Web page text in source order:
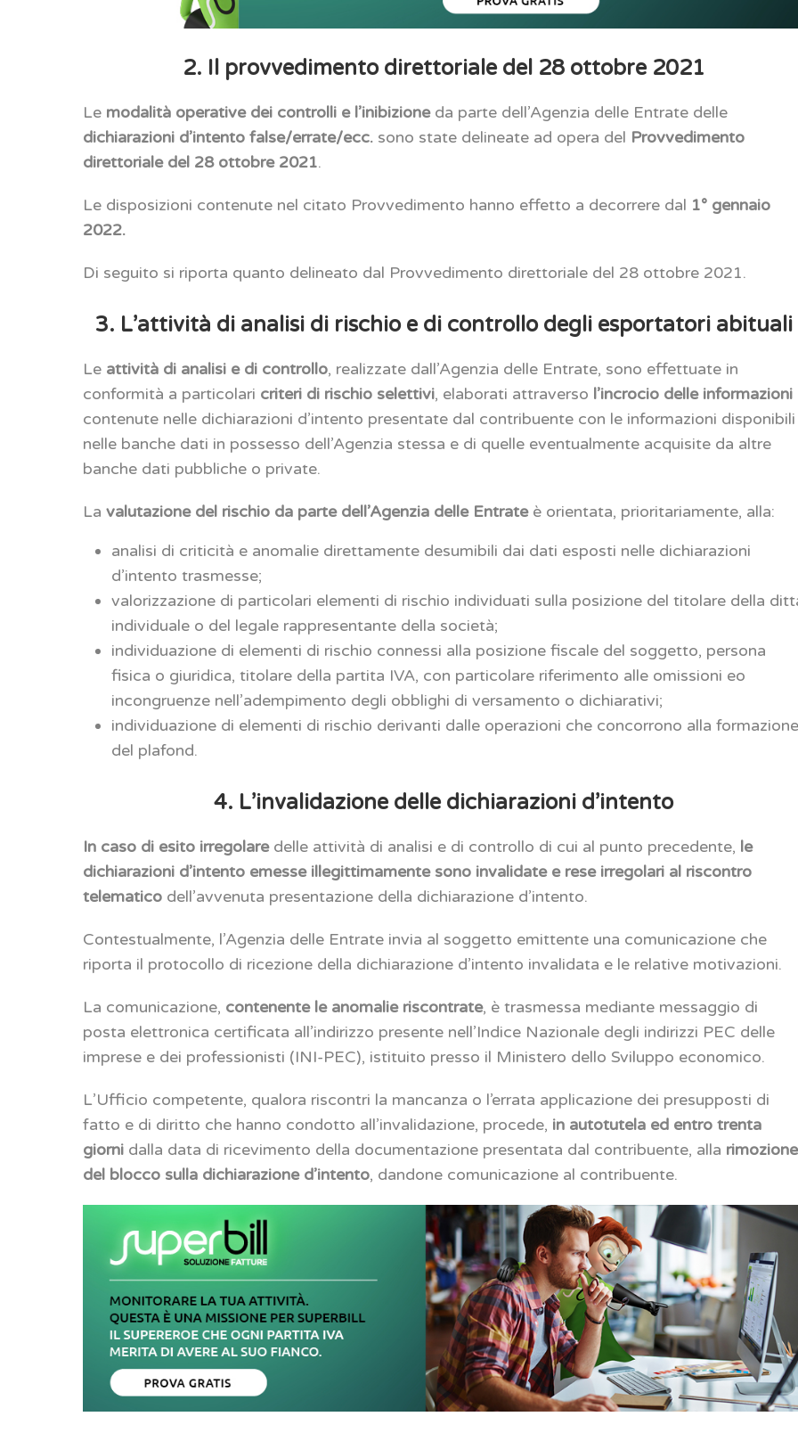
2. Il provvedimento direttoriale del 28 ottobre 2021
Le modalità operative dei controlli e l’inibizioneda parte dell’Agenzia delle Entrate delle
dichiarazioni d’intento false/errate/ecc. sono state delineate ad opera del Provvedimento
direttoriale del 28 ottobre 2021.
Le disposizioni contenute nel citato Provvedimento hanno effetto a decorrere dal 1° gennaio
2022.
Di seguito si riporta quanto delineato dal Provvedimento direttoriale del 28 ottobre 2021.
3. L’attività di analisi di rischio e di controllo degli esportatori abituali
Le attività di analisi e di controllo, realizzate dall’Agenzia delle Entrate, sono effettuate in
conformità a particolari criteri di rischio selettivi, elaborati attraverso l’incrocio delle informazioni
contenute nelle dichiarazioni d’intento presentate dal contribuente con le informazioni disponibili
nelle banche dati in possesso dell’Agenzia stessa e di quelle eventualmente acquisite da altre
banche dati pubbliche o private.
Lavalutazione del rischio da parte dell’Agenzia delle Entrateè orientata, prioritariamente, alla:
analisi di criticità e anomalie direttamente desumibili dai dati esposti nelle dichiarazioni
d’intento trasmesse;
valorizzazione di particolari elementi di rischio individuati sulla posizione del titolare della
individuale o del legale rappresentante della società;
individuazione di elementi di rischio connessi alla posizione fiscale del soggetto, persona
fisica o giuridica, titolare della partita IVA, con particolare riferimento alle omissioni eo
incongruenze nell’adempimento degli obblighi di versamento o dichiarativi;
individuazione di elementi di rischio derivanti dalle operazioni che concorrono alla
del plafond.
4. L’invalidazione delle dichiarazioni d’intento
In caso di esito irregolaredelle attività di analisi e di controllo di cui al punto precedente, le
dichiarazioni d’intento emesse illegittimamente sono invalidate e rese irregolari al riscontro
telematico dell’avvenuta presentazione della dichiarazione d’intento.
Contestualmente, l’Agenzia delle Entrate invia al soggetto emittente una comunicazione che
riporta il protocollo di ricezione della dichiarazione d’intento invalidata e le relative motivazioni.
La comunicazione, contenente le anomalie riscontrate, è trasmessa mediante messaggio di
posta elettronica certificata all’indirizzo presente nell’Indice Nazionale degli indirizzi PEC delle
imprese e dei professionisti (INI-PEC), istituito presso il Ministero dello Sviluppo economico.
L’Ufficio competente, qualora riscontri la mancanza o l’errata applicazione dei presupposti di
fatto e di diritto che hanno condotto all’invalidazione, procede, in autotutela ed entro trenta
giorni dalla data di ricevimento della documentazione presentata dal contribuente, alla rimozione
del blocco sulla dichiarazione d’intento, dandone comunicazione al contribuente.